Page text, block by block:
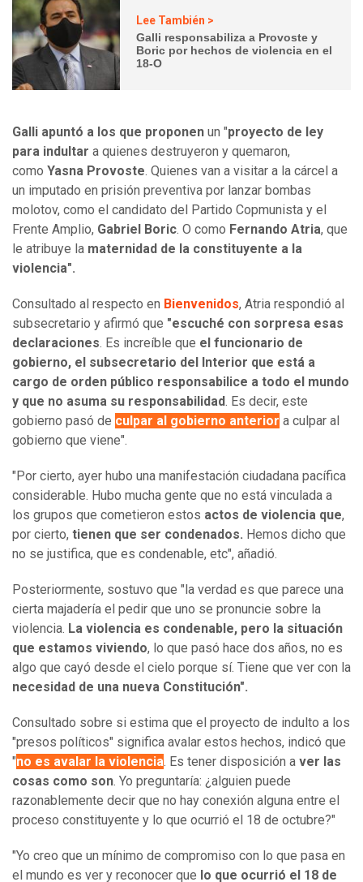
Lee También >
Galli responsabiliza a Provoste y
Boric por hechos de violencia en el
18-O
Galli apuntó a los que proponen un "proyecto de ley
para indultar a quienes destruyeron y quemaron,
como Yasna Provoste. Quienes van a visitar a la cárcel a
un imputado en prisión preventiva por lanzar bombas
molotov, como el candidato del Partido Copmunista y el
Frente Amplio, Gabriel Boric. O como Fernando Atria, que
le atribuye la maternidad de la constituyente a la
violencia".
Consultado al respecto en Bienvenidos, Atria respondió al
subsecretario y afirmó que "escuché con sorpresa esas
declaraciones. Es increíble que el funcionario de
gobierno, el subsecretario del Interior que está a
cargo de orden público responsabilice a todo el mundo
y que no asuma su responsabilidad. Es decir, este
gobierno pasó de culpar al gobierno anterior a culpar al
gobierno que viene".
"Por cierto, ayer hubo una manifestación ciudadana pacífica
considerable. Hubo mucha gente que no está vinculada a
los grupos que cometieron estos actos de violencia que,
por cierto, tienen que ser condenados. Hemos dicho que
no se justifica, que es condenable, etc", añadió.
Posteriormente, sostuvo que "la verdad es que parece una
cierta majadería el pedir que uno se pronuncie sobre la
violencia. La violencia es condenable, pero la situación
que estamos viviendo, lo que pasó hace dos años, no es
algo que cayó desde el cielo porque sí. Tiene que ver con la
necesidad de una nueva Constitución".
Consultado sobre si estima que el proyecto de indulto a los
"presos políticos" significa avalar estos hechos, indicó que
"no es avalar la violencia. Es tener disposición a ver las
cosas como son. Yo preguntaría: ¿alguien puede
razonablemente decir que no hay conexión alguna entre el
proceso constituyente y lo que ocurrió el 18 de octubre?"
"Yo creo que un mínimo de compromiso con lo que pasa en
el mundo es ver y reconocer que lo que ocurrió el 18 de